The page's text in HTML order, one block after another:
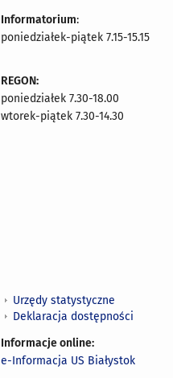
Informatorium:
poniedziałek-piątek 7.15-15.15
REGON:
poniedziałek 7.30-18.00
wtorek-piątek 7.30-14.30
Urzędy statystyczne
Deklaracja dostępności
Informacje online:
e-Informacja US Białystok